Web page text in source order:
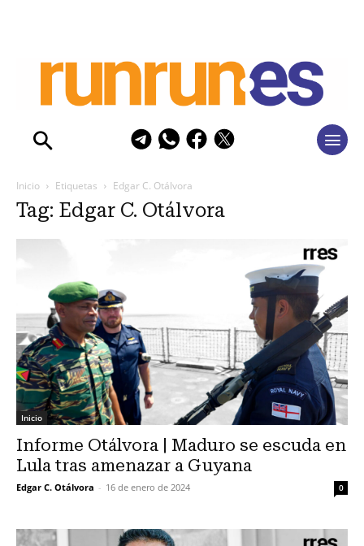
Inicio Etiquetas Edgar C. Otálvora
Tag: Edgar C. Otálvora
Inicio
Informe Otálvora | Maduro se escuda en
Lula tras amenazar a Guyana
Edgar C. Otálvora - 16 de enero de 2024 0